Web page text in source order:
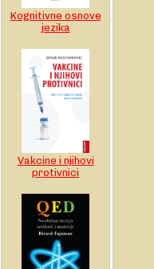
Kognitivne osnove
jezika
Vakcine i njihovi
protivnici